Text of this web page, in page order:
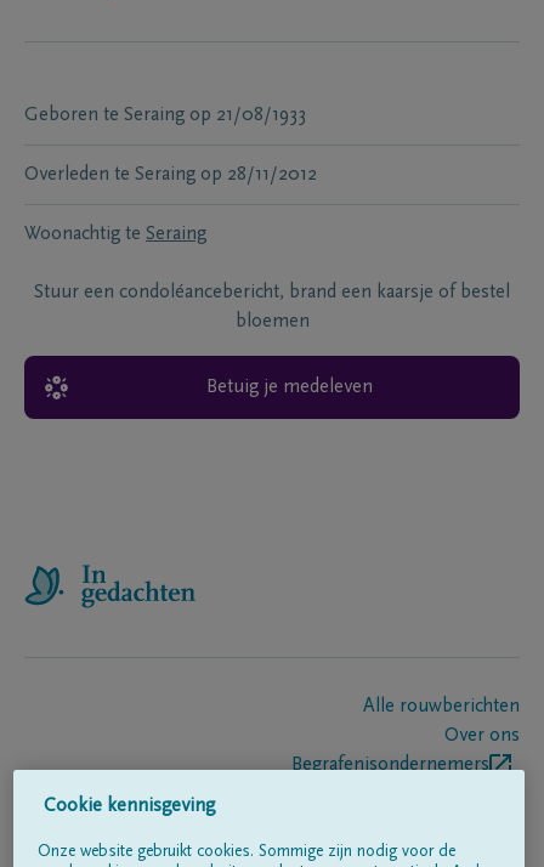
Geboren te Seraing op 21/08/1933
Overleden te Seraing op 28/11/2012
Woonachtig te Seraing
Stuur een condoléancebericht, brand een kaarsje of bestel
bloemen
Betuig je medeleven
Alle rouwberichten
Over ons
Begrafenisondernemers
Cookie kennisgeving
Onze website gebruikt cookies. Sommige zijn nodig voor de